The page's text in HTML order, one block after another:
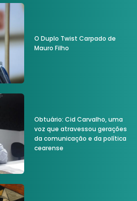
O Duplo Twist Carpado de
Mauro Filho
Obtuário: Cid Carvalho, uma
voz que atravessou gerações
da comunicação e da política
cearense